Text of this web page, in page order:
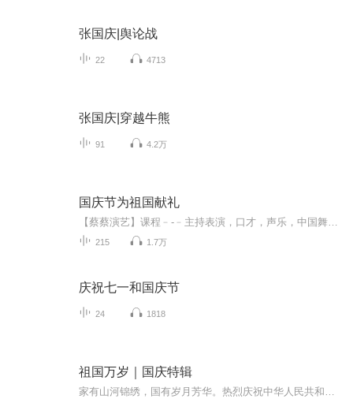
张国庆|舆论战
22 4713
张国庆|穿越牛熊
91 4.2万
国庆节为祖国献礼
215 1.7万
庆祝七一和国庆节
24 1818
祖国万岁｜国庆特辑